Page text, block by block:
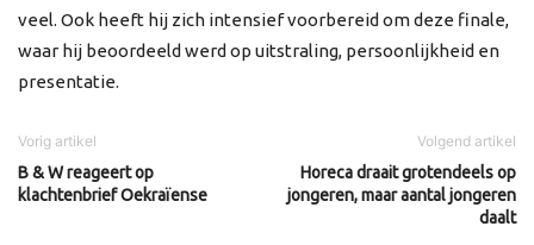
veel. Ook heeft hij zich intensief voorbereid om deze finale,
waar hij beoordeeld werd op uitstraling, persoonlijkheid en
presentatie.
Vorig artikel
B & W reageert op
klachtenbrief Oekraïense
Volgend artikel
Horeca draait grotendeels op
jongeren, maar aantal jongeren
daalt